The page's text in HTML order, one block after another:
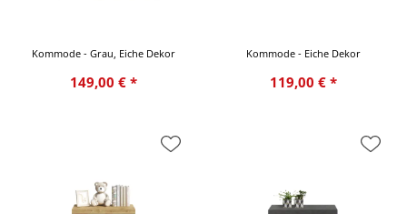
Kommode - Grau, Eiche Dekor
149,00 € *
Kommode - Eiche Dekor
119,00 € *